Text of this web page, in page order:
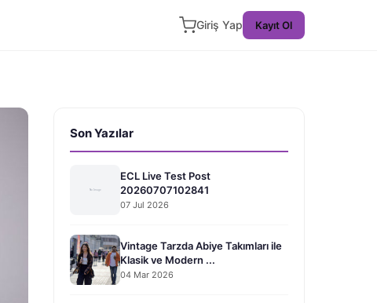
Giriş Yap Kayıt Ol
Son Yazılar
ECL Live Test Post
20260707102841
07 Jul 2026
Vintage Tarzda Abiye Takımları ile
Klasik ve Modern ...
04 Mar 2026